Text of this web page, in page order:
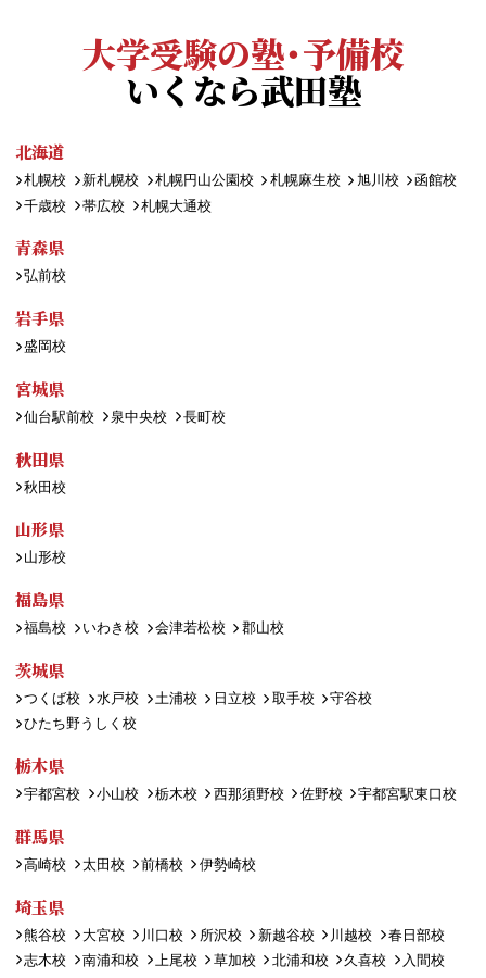
大学受験の塾・予備校
いくなら武田塾
北海道
札幌校 新札幌校 札幌円山公園校 札幌麻生校 旭川校
函館校
千歳校
帯広校 札幌大通校
青森県
弘前校
岩手県
盛岡校
宮城県
仙台駅前校 泉中央校 長町校
秋田県
秋田校
山形県
山形校
福島県
福島校 いわき校 会津若松校 郡山校
茨城県
つくば校 水戸校 土浦校 日立校 取手校
守谷校
ひたち野うしく校
栃木県
宇都宮校 小山校 栃木校 西那須野校 佐野校 宇都宮駅東口校
群馬県
高崎校 太田校 前橋校 伊勢崎校
埼玉県
熊谷校 大宮校 川口校 所沢校 新越谷校 川越校
春日部校
志木校
南浦和校 上尾校 草加校 北浦和校 久喜校
入間校